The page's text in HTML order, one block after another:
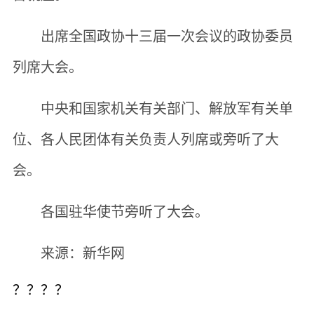
出席全国政协十三届一次会议的政协委员
列席大会。
中央和国家机关有关部门、解放军有关单
位、各人民团体有关负责人列席或旁听了大
会。
各国驻华使节旁听了大会。
来源：新华网
？？？？